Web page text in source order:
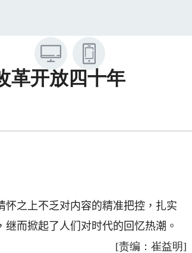
革开放四十年
怀之上不乏对内容的精准把控，扎实
而掀起了人们对时代的回忆热潮。
[责编：崔益明]